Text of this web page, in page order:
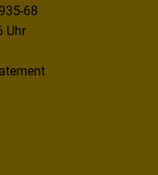
68
Uhr